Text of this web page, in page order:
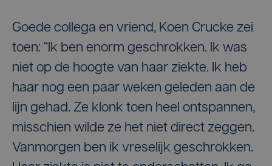
Goede collega en vriend, Koen Crucke zei
toen: “Ik ben enorm geschrokken. Ik was
niet op de hoogte van haar ziekte. Ik heb
haar nog een paar weken geleden aan de
lijn gehad. Ze klonk toen heel ontspannen,
misschien wilde ze het niet direct zeggen.
Vanmorgen ben ik vreselijk geschrokken.